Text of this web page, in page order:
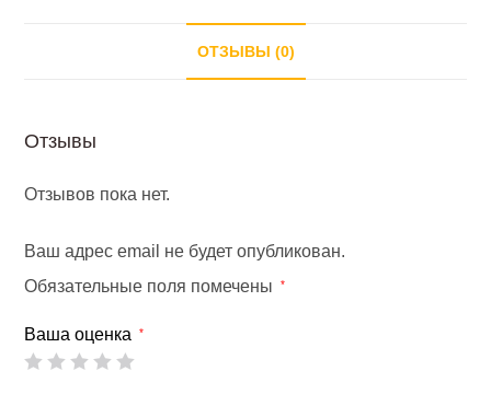
ОТЗЫВЫ (0)
Отзывы
Отзывов пока нет.
Ваш адрес email не будет опубликован.
Обязательные поля помечены
*
Ваша оценка *